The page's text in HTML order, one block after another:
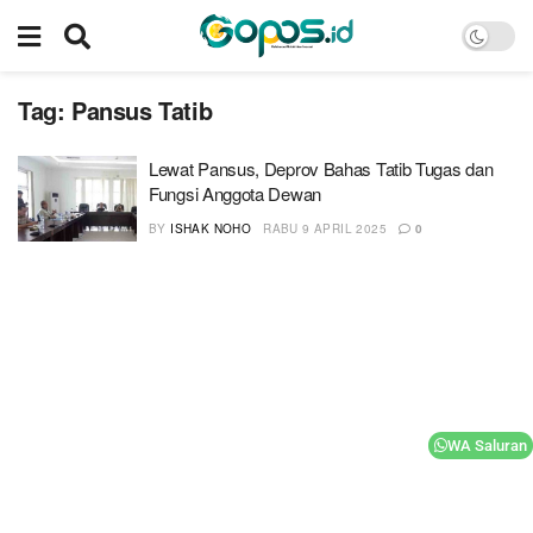
Tag: Pansus Tatib
Lewat Pansus, Deprov Bahas Tatib Tugas dan
Fungsi Anggota Dewan
BY ISHAK NOHO RABU 9 APRIL 2025 0
WA Saluran